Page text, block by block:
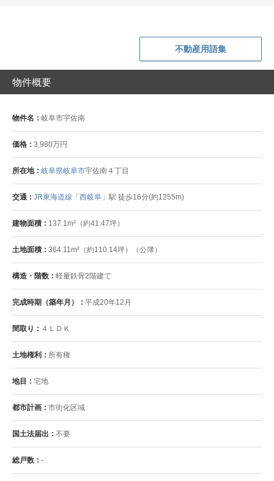
不動産用語集
物件概要
物件名 岐阜市宇佐南
価格 3,980万円
所在地 岐阜県岐阜市宇佐南４丁目
交通 JR東海道線 「西岐阜 」駅 徒歩16分(約1255m)
建物面積 137.1m²（約41.47坪）
土地面積 364.11m²（約110.14坪）（公簿）
構造・階数 軽量鉄骨2階建て
完成時期（築年月） 平成20年12月
間取り ４ＬＤＫ
土地権利 所有権
地目 宅地
都市計画 市街化区域
国土法届出 不要
総戸数 -